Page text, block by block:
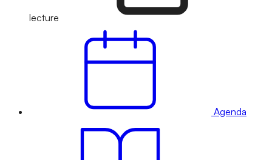
lecture
Agenda